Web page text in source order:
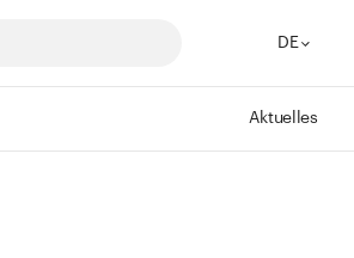
DE
Merkliste
Aktuelles